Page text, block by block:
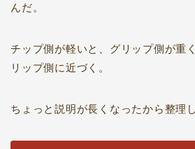
んだ。
チップ側が軽いと、グリップ側が重
リップ側に近づく。
ちょっと説明が長くなったから整理